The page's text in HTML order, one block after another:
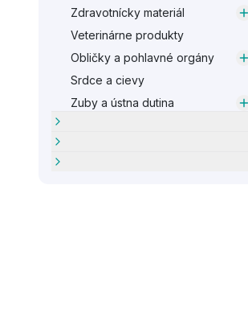
Zdravotnícky materiál
Veterinárne produkty
Obličky a pohlavné orgány
Srdce a cievy
Zuby a ústna dutina